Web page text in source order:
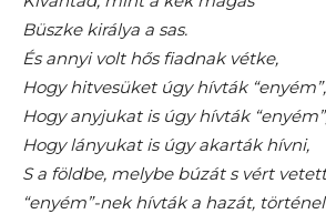
Büszke királya a sas.
És annyi volt hős fiadnak vétke,
Hogy hitvesüket úgy hívták “enyém”,
Hogy anyjukat is úgy hívták
Hogy lányukat is úgy akarták hívni,
S a földbe, melybe búzát s vért
“enyém”-nek hívták a hazát,